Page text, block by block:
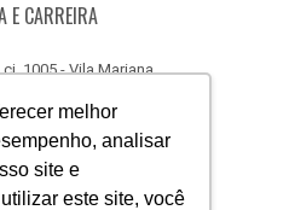
melhor
analisar
site e
este site, você
E CARREIRA
1005 - Vila Mariana
DE ÉTICA
DENÚNCIAS